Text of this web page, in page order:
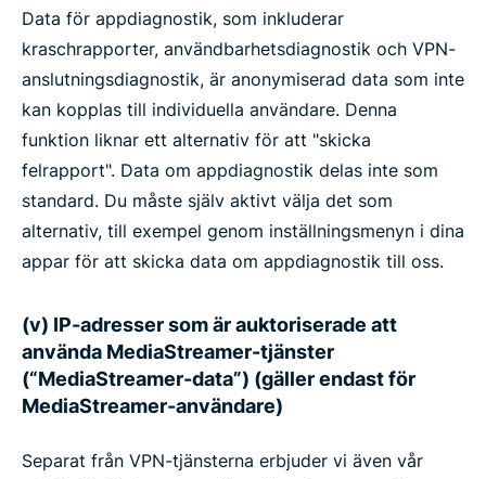
Data för appdiagnostik, som inkluderar
kraschrapporter, användbarhetsdiagnostik och VPN-
anslutningsdiagnostik, är anonymiserad data som inte
kan kopplas till individuella användare. Denna
funktion liknar ett alternativ för att "skicka
felrapport". Data om appdiagnostik delas inte som
standard. Du måste själv aktivt välja det som
alternativ, till exempel genom inställningsmenyn i dina
appar för att skicka data om appdiagnostik till oss.
(v) IP-adresser som är auktoriserade att
använda MediaStreamer-tjänster
(“MediaStreamer-data”) (gäller endast för
MediaStreamer-användare)
Separat från VPN-tjänsterna erbjuder vi även vår